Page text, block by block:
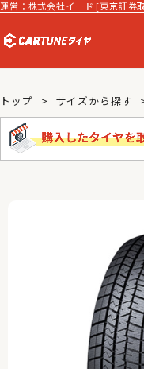
運営：株式会社イード [東京証券
トップ サイズから探す